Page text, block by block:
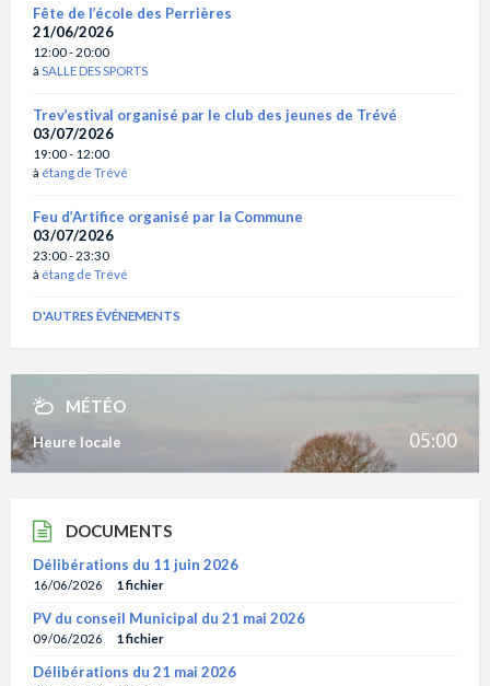
Fête de l’école des Perrières
21/06/2026
12:00 - 20:00
à SALLE DES SPORTS
Trev’estival organisé par le club des jeunes de Trévé
03/07/2026
19:00 - 12:00
à étang de Trévé
Feu d’Artifice organisé par la Commune
03/07/2026
23:00 - 23:30
à étang de Trévé
D'AUTRES ÉVÉNEMENTS
MÉTÉO
Heure locale 05:00
DOCUMENTS
Délibérations du 11 juin 2026
16/06/2026 1 fichier
PV du conseil Municipal du 21 mai 2026
09/06/2026 1 fichier
Délibérations du 21 mai 2026